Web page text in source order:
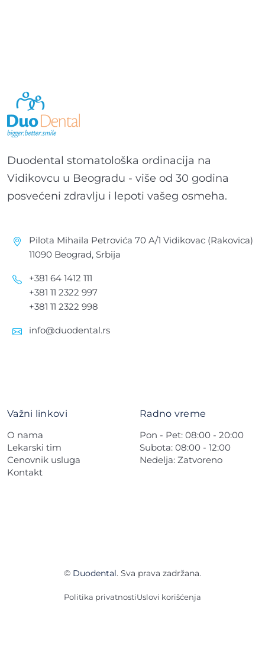
Duodental stomatološka ordinacija na
Vidikovcu u Beogradu - više od 30 godina
posvećeni zdravlju i lepoti vašeg osmeha.
Pilota Mihaila Petrovića 70 A/1 Vidikovac (Rakovica)
11090 Beograd, Srbija
+381 64 1412 111
+381 11 2322 997
+381 11 2322 998
info@duodental.rs
Važni linkovi
O nama
Lekarski tim
Cenovnik usluga
Kontakt
Radno vreme
Pon - Pet: 08:00 - 20:00
Subota: 08:00 - 12:00
Nedelja: Zatvoreno
© Duodental. Sva prava zadržana.
Politika privatnostiUslovi korišćenja